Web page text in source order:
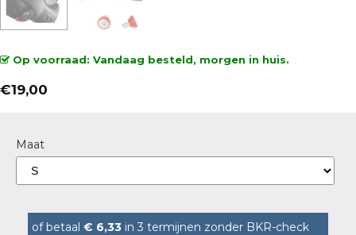
Op voorraad: Vandaag besteld, morgen in huis.
€19,00
Maat
of betaal € 6,33 in 3 termijnen zonder BKR-check